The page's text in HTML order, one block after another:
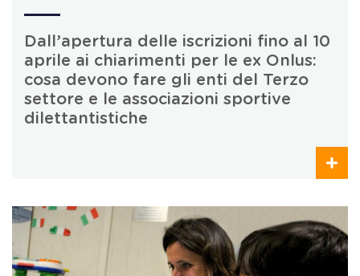
Dall’apertura delle iscrizioni fino al 10
aprile ai chiarimenti per le ex Onlus:
cosa devono fare gli enti del Terzo
settore e le associazioni sportive
dilettantistiche